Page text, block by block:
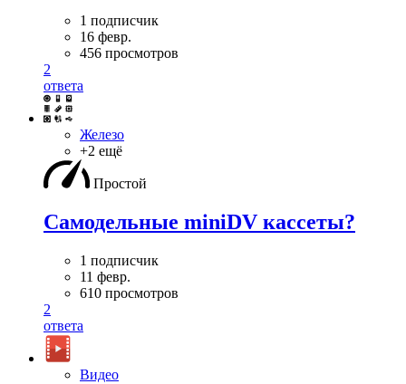
1 подписчик
16 февр.
456 просмотров
2
ответа
Железо
+2 ещё
Простой
Самодельные miniDV кассеты?
1 подписчик
11 февр.
610 просмотров
2
ответа
Видео